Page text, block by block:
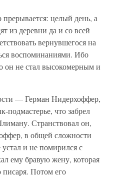
целый день, а
из деревни да и со всей
вернувшегося на
воспоминаниями. Ибо
он не стал высокомерным и
— Герман Нидерхоффер,
подмастерье, что забрел
Странствовал он,
в общей сложности
устал и не помирился с
ему бравую жену, которая
писаря. Потом его